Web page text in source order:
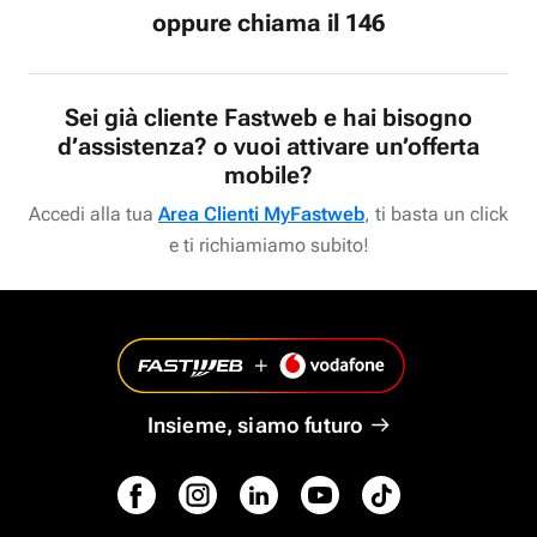
oppure chiama il 146
Sei già cliente Fastweb e hai bisogno
d’assistenza? o vuoi attivare un’offerta
mobile?
Accedi alla tua Area Clienti MyFastweb, ti basta un click
e ti richiamiamo subito!
Insieme, siamo futuro